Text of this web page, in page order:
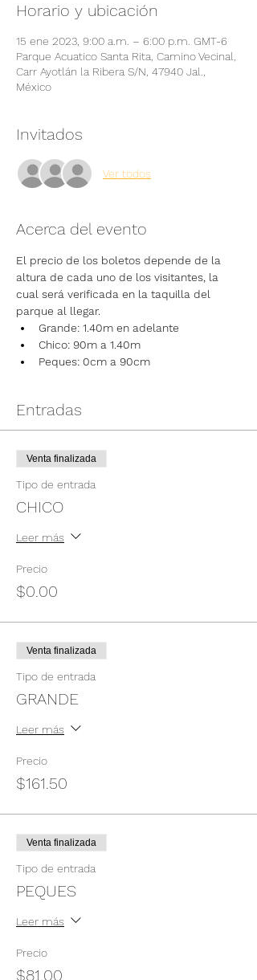
Horario y ubicación
15 ene 2023, 9:00 a.m. – 6:00 p.m. GMT-6
Parque Acuatico Santa Rita, Camino Vecinal,
Carr Ayotlán la Ribera S/N, 47940 Jal.,
México
Invitados
Ver todos
Acerca del evento
El precio de los boletos depende de la
altura de cada uno de los visitantes, la
cual será verificada en la taquilla del
parque al llegar.
Grande: 1.40m en adelante
Chico: 90m a 1.40m
Peques: 0cm a 90cm
Entradas
Venta finalizada
Tipo de entrada
CHICO
Leer más
Precio
$0.00
Venta finalizada
Tipo de entrada
GRANDE
Leer más
Precio
$161.50
Venta finalizada
Tipo de entrada
PEQUES
Leer más
Precio
$81.00